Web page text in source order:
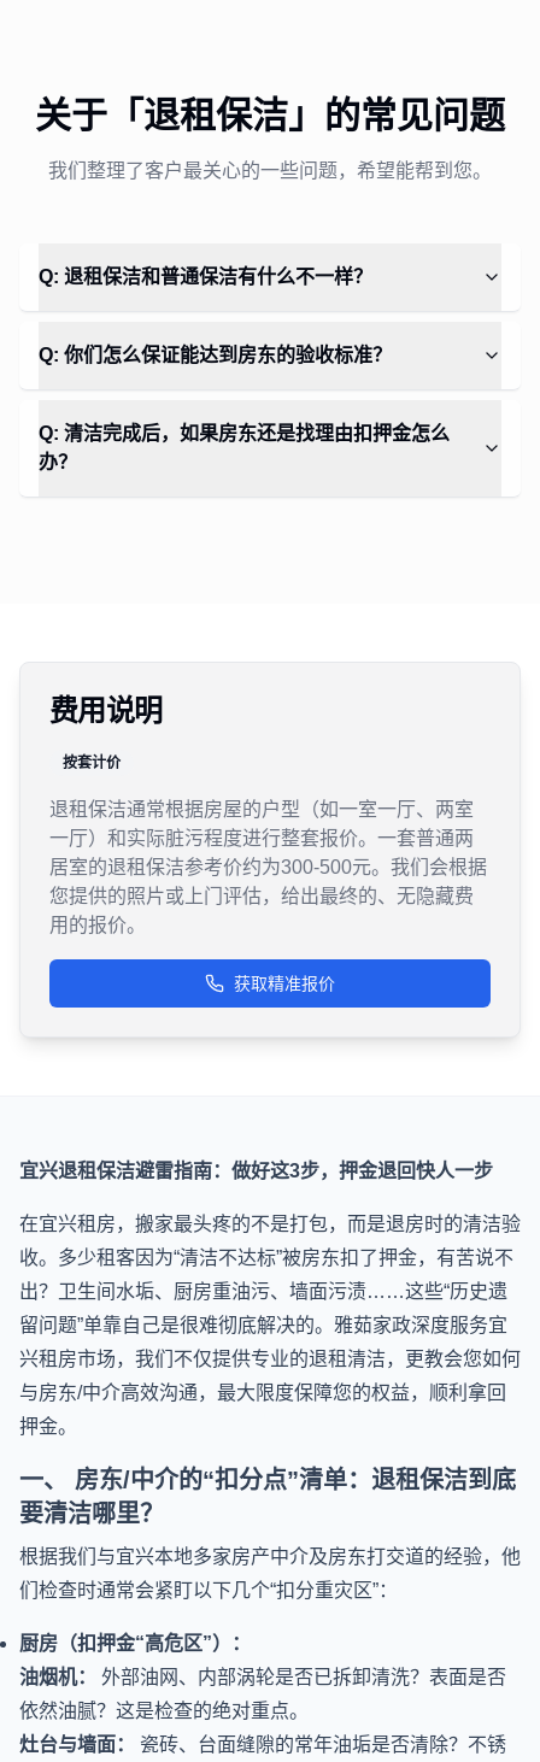
关于「 退租保洁 」的常见问题
我们整理了客户最关心的一些问题，希望能帮到您。
Q: 退租保洁和普通保洁有什么不一样？
Q: 你们怎么保证能达到房东的验收标准？
Q: 清洁完成后，如果房东还是找理由扣押金怎么
办？
费用说明
按套计价
退租保洁通常根据房屋的户型（如一室一厅、两室
一厅）和实际脏污程度进行整套报价。一套普通两
居室的退租保洁参考价约为300-500元。我们会根据
您提供的照片或上门评估，给出最终的、无隐藏费
用的报价。
获取精准报价
宜兴退租保洁避雷指南：做好这3步，押金退回快人一步
在宜兴租房，搬家最头疼的不是打包，而是退房时的清洁验
收。多少租客因为“清洁不达标”被房东扣了押金，有苦说不
出？卫生间水垢、厨房重油污、墙面污渍……这些“历史遗
留问题”单靠自己是很难彻底解决的。雅茹家政深度服务宜
兴租房市场，我们不仅提供专业的退租清洁，更教会您如何
与房东/中介高效沟通，最大限度保障您的权益，顺利拿回
押金。
一、 房东/中介的“扣分点”清单：退租保洁到底
要清洁哪里？
根据我们与宜兴本地多家房产中介及房东打交道的经验，他
们检查时通常会紧盯以下几个“扣分重灾区”：
厨房（扣押金“高危区”）：
油烟机：
外部油网、内部涡轮是否已拆卸清洗？表面是否
依然油腻？这是检查的绝对重点。
灶台与墙面：
瓷砖、台面缝隙的常年油垢是否清除？不锈